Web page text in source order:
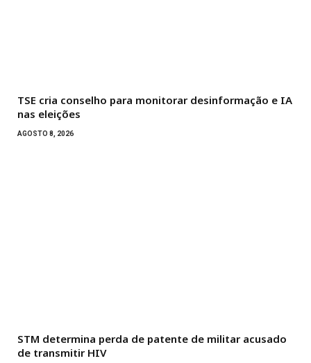
TSE cria conselho para monitorar desinformação e IA
nas eleições
AGOSTO 8, 2026
STM determina perda de patente de militar acusado
de transmitir HIV